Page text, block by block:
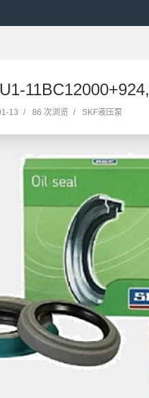
13 / 86 次浏览 / SKF液压泵